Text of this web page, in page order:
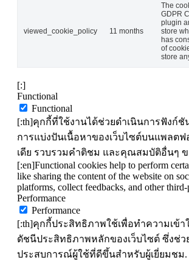
viewed_cookie_policy 11 months
The
GDPR
plugin
store
has
of
store
[:]
Functional
Functional
[:th]คุกกี้ที่ใช้งานได้ช่วยดำเนินการฟังก์ชั
การแบ่งปันเนื้อหาของเว็บไซต์บนแพลตฟ
เดีย รวบรวมคำติชม และคุณสมบัติอื่นๆ
[:en]Functional cookies help to perform
like sharing the content of the website on
platforms, collect feedbacks, and other
Performance
Performance
[:th]คุกกี้ประสิทธิภาพใช้เพื่อทำความเข้า
ดัชนีประสิทธิภาพหลักของเว็บไซต์ ซึ่งช่ว
ประสบการณ์ผู้ใช้ที่ดีขึ้นสำหรับผู้เยี่ยมชม.